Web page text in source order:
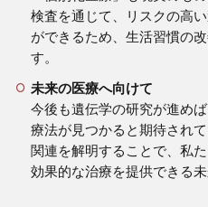
検査を通じて、リスクの高
ができるため、生活習慣の
す。
未来の医療へ向けて
今後も遺伝学の研究が進め
療法が見つかると期待され
関連を解明することで、私
効果的な治療を提供できる